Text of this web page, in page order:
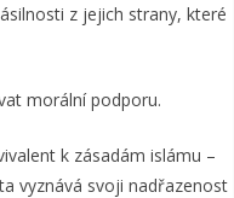
z jejich strany, které
morální podporu.
k zásadám islámu –
vyznává svoji nadřazenost